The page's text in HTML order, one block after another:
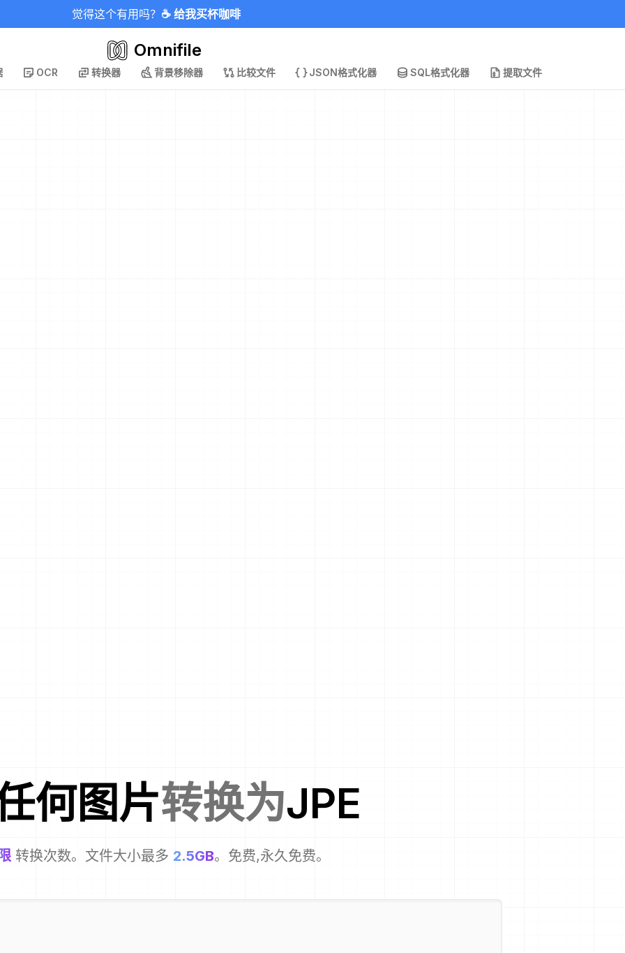
觉得这个有用吗？ ☕ 给我买杯咖啡
Omnifile
OCR 转换器 背景移除器 比较文件 JSON格式化器 SQL格式化器 提取文件
何图片转换为JPE
转换次数。文件大小最多 2.5GB。免费,永久免费。